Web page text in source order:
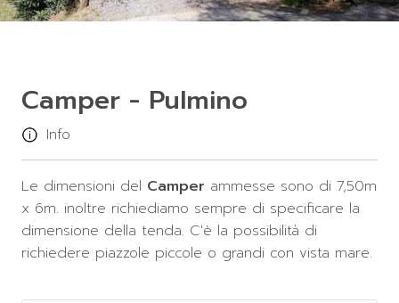
Camper - Pulmino
Info
Le dimensioni del Camper ammesse sono di 7,50m
x 6m. inoltre richiediamo sempre di specificare la
dimensione della tenda. C'è la possibilità di
richiedere piazzole piccole o grandi con vista mare.